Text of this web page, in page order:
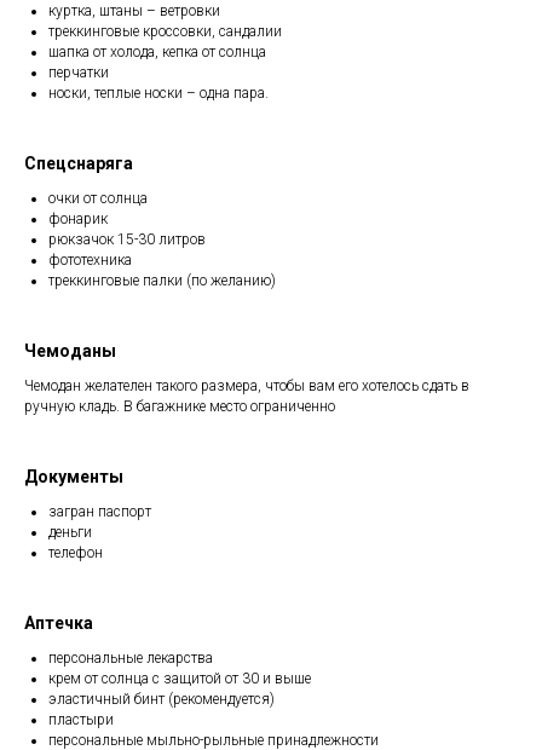
куртка, штаны – ветровки
треккинговые кроссовки, сандалии
шапка от холода, кепка от солнца
перчатки
носки, теплые носки – одна пара.
Спецснаряга
очки от солнца
фонарик
рюкзачок 15-30 литров
фототехника
треккинговые палки (по желанию)
Чемоданы
Чемодан желателен такого размера, чтобы вам его хотелось сдать в
ручную кладь. В багажнике место ограниченно
Документы
загран паспорт
деньги
телефон
Аптечка
персональные лекарства
крем от солнца с защитой от 30 и выше
эластичный бинт (рекомендуется)
пластыри
персональные мыльно-рыльные принадлежности